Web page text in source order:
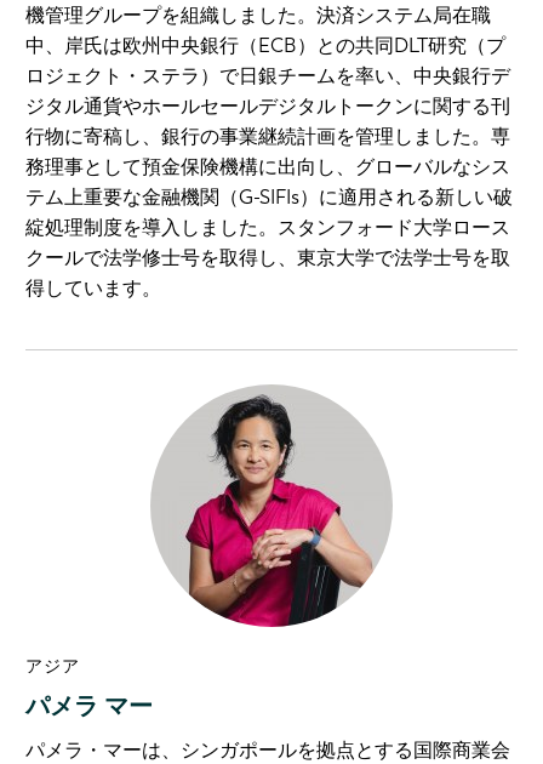
機管理グループを組織しました。決済システム局在職
中、岸氏は欧州中央銀行（ECB）との共同DLT研究（プ
ロジェクト・ステラ）で日銀チームを率い、中央銀行デ
ジタル通貨やホールセールデジタルトークンに関する刊
行物に寄稿し、銀行の事業継続計画を管理しました。専
務理事として預金保険機構に出向し、グローバルなシス
テム上重要な金融機関（G-SIFIs）に適用される新しい破
綻処理制度を導入しました。スタンフォード大学ロース
クールで法学修士号を取得し、東京大学で法学士号を取
得しています。
アジア
パメラ マー
パメラ・マーは、シンガポールを拠点とする国際商業会